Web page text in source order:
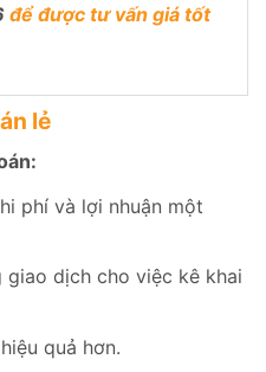
để được tư vấn giá tốt
lẻ
phí và lợi nhuận một
giao dịch cho việc kê khai
quả hơn.